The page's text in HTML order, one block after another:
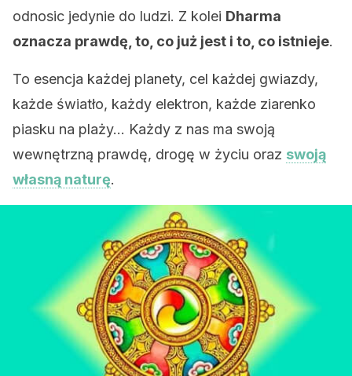
odnosic jedynie do ludzi. Z kolei Dharma
oznacza prawdę, to, co już jest i to, co istnieje.
To esencja każdej planety, cel każdej gwiazdy,
każde światło, każdy elektron, każde ziarenko
piasku na plaży… Każdy z nas ma swoją
wewnętrzną prawdę, drogę w życiu oraz swoją
własną naturę.